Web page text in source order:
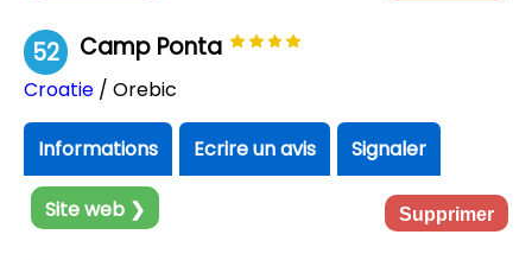
52 Camp Ponta
Croatie / Orebic
Informations Ecrire un avis Signaler
Site web ❯ Supprimer